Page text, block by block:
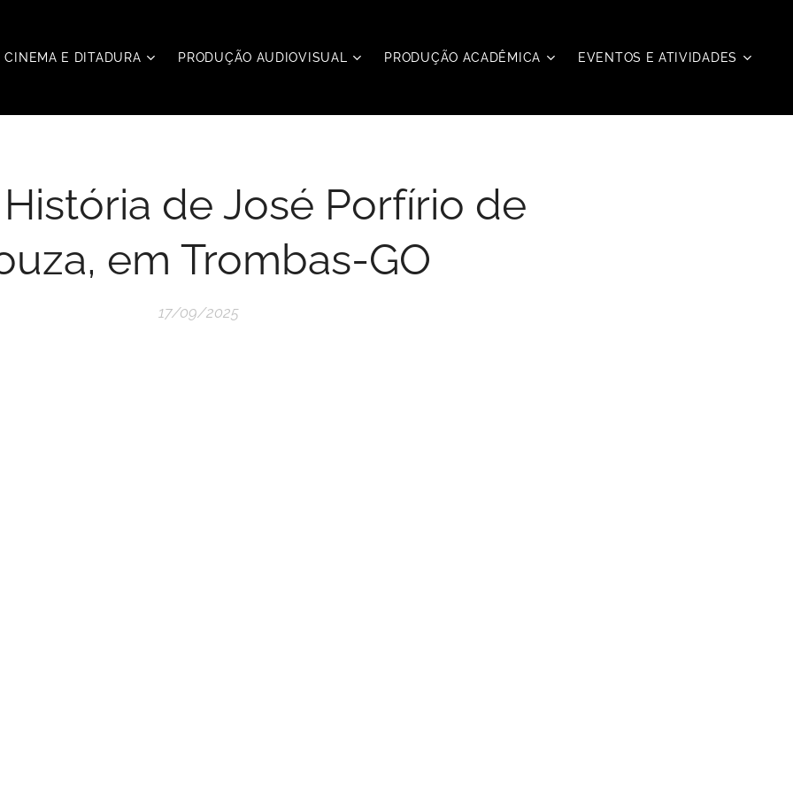
CINEMA E DITADURA PRODUÇÃO AUDIOVISUAL PRODUÇÃO ACADÊMICA EVENTOS E ATIVIDADES
de José Porfírio de
em Trombas-GO
17/09/2025